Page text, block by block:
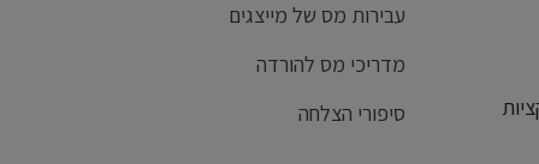
עבירות מס של מייצגים
מדריכי מס להורדה
סיפורי הצלחה